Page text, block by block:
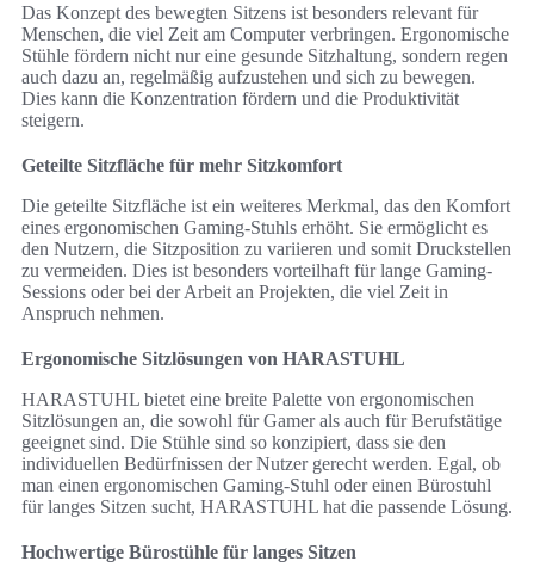
Das Konzept des bewegten Sitzens ist besonders relevant für
Menschen, die viel Zeit am Computer verbringen. Ergonomische
Stühle fördern nicht nur eine gesunde Sitzhaltung, sondern regen
auch dazu an, regelmäßig aufzustehen und sich zu bewegen.
Dies kann die Konzentration fördern und die Produktivität
steigern.
Geteilte Sitzfläche für mehr Sitzkomfort
Die geteilte Sitzfläche ist ein weiteres Merkmal, das den Komfort
eines ergonomischen Gaming-Stuhls erhöht. Sie ermöglicht es
den Nutzern, die Sitzposition zu variieren und somit Druckstellen
zu vermeiden. Dies ist besonders vorteilhaft für lange Gaming-
Sessions oder bei der Arbeit an Projekten, die viel Zeit in
Anspruch nehmen.
Ergonomische Sitzlösungen von HARASTUHL
HARASTUHL bietet eine breite Palette von ergonomischen
Sitzlösungen an, die sowohl für Gamer als auch für Berufstätige
geeignet sind. Die Stühle sind so konzipiert, dass sie den
individuellen Bedürfnissen der Nutzer gerecht werden. Egal, ob
man einen ergonomischen Gaming-Stuhl oder einen Bürostuhl
für langes Sitzen sucht, HARASTUHL hat die passende Lösung.
Hochwertige Bürostühle für langes Sitzen